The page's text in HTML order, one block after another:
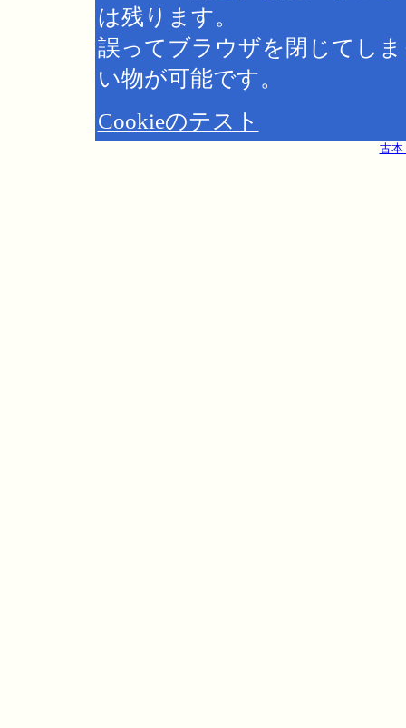
は残ります。
誤ってブラウザを閉じてし
い物が可能です。
Cookieのテスト
古本